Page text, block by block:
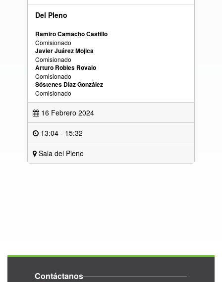
Del Pleno
Ramiro Camacho Castillo
Comisionado
Javier Juárez Mojica
Comisionado
Arturo Robles Rovalo
Comisionado
Sóstenes Díaz González
Comisionado
16 Febrero 2024
13:04 - 15:32
Sala del Pleno
Contáctanos